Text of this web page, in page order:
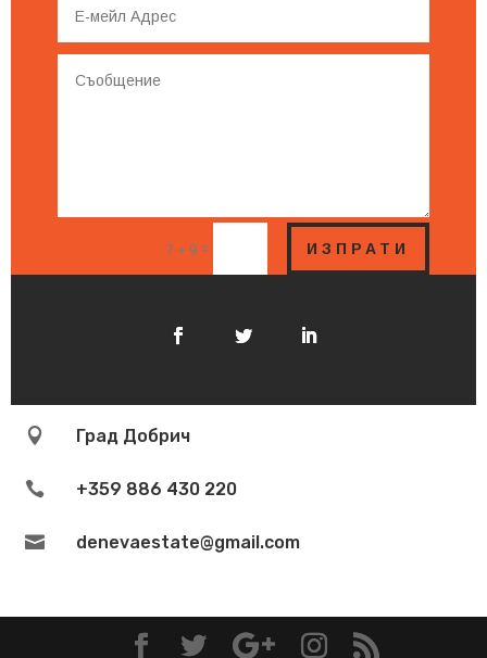
7 + 9 = ИЗПРАТИ
 Град Добрич
 +359 886 430 220
 denevaestate@gmail.com